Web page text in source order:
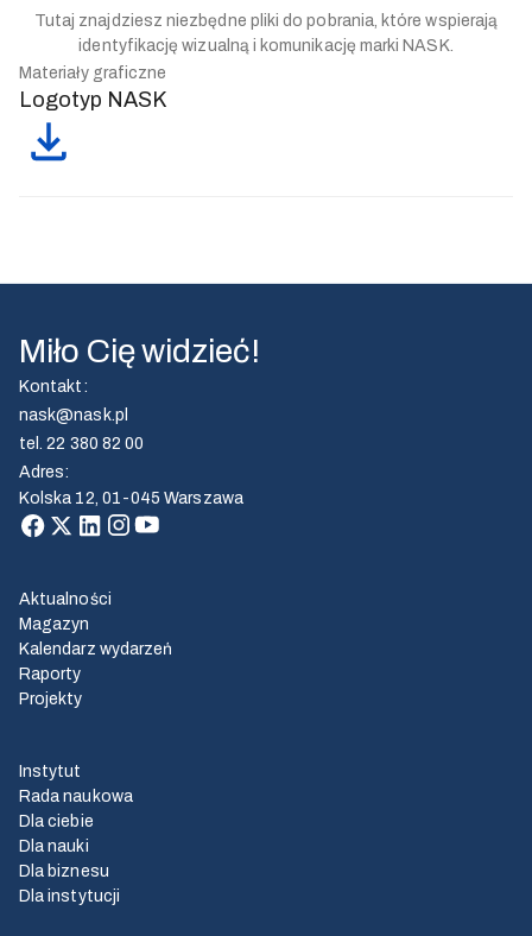
Tutaj znajdziesz niezbędne pliki do pobrania, które wspierają
identyfikację wizualną i komunikację marki NASK.
Materiały graficzne
Logotyp NASK
Miło Cię widzieć!
Kontakt :
nask@nask.pl
tel.22 380 82 00
Adres:
Kolska 12, 01-045 Warszawa
Aktualności
Magazyn
Kalendarz wydarzeń
Raporty
Projekty
Instytut
Rada naukowa
Dla ciebie
Dla nauki
Dla biznesu
Dla instytucji